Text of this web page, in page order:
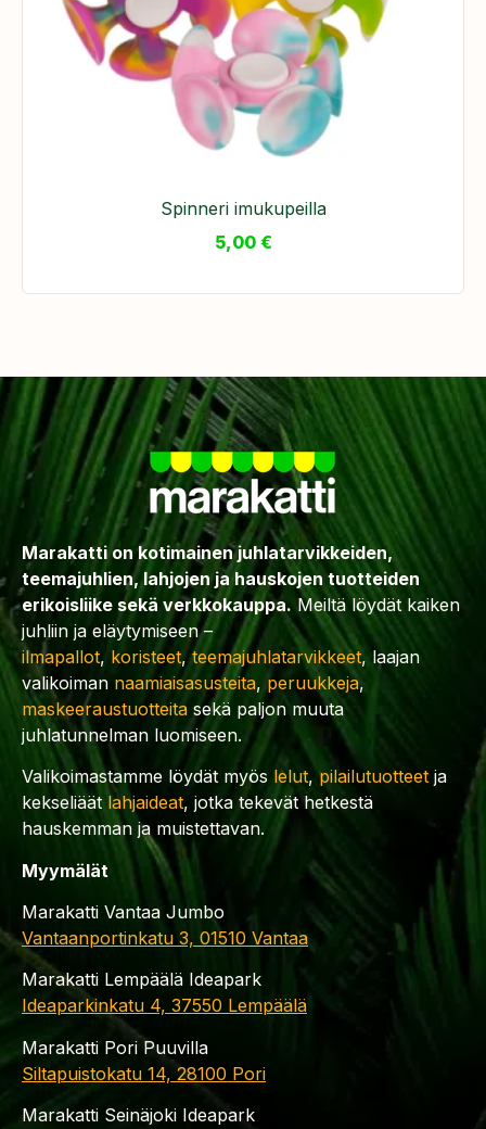
Spinneri imukupeilla
5,00 €
Marakatti on kotimainen juhlatarvikkeiden,
teemajuhlien, lahjojen ja hauskojen tuotteiden
erikoisliike sekä verkkokauppa. Meiltä löydät kaiken
juhliin ja eläytymiseen –
ilmapallot, koristeet,teemajuhlatarvikkeet, laajan
valikoiman naamiaisasusteita, peruukkeja,
maskeeraustuotteita sekä paljon muuta
juhlatunnelman luomiseen.
Valikoimastamme löydät myös lelut,pilailutuotteet ja
kekseliäät lahjaideat, jotka tekevät hetkestä
hauskemman ja muistettavan.
Myymälät
Marakatti Vantaa Jumbo
Vantaanportinkatu 3, 01510 Vantaa
Marakatti Lempäälä Ideapark
Ideaparkinkatu 4, 37550 Lempäälä
Marakatti Pori Puuvilla
Siltapuistokatu 14, 28100 Pori
Marakatti Seinäjoki Ideapark